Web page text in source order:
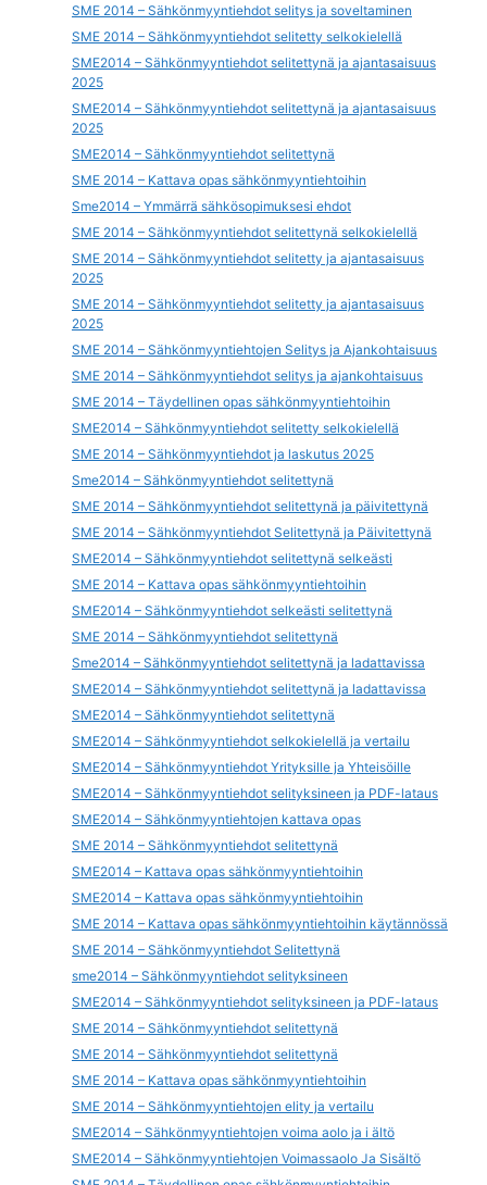
SME 2014 – Sähkönmyyntiehdot selitys ja soveltaminen
SME 2014 – Sähkönmyyntiehdot selitetty selkokielellä
SME2014 – Sähkönmyyntiehdot selitettynä ja ajantasaisuus
2025
SME2014 – Sähkönmyyntiehdot selitettynä ja ajantasaisuus
2025
SME2014 – Sähkönmyyntiehdot selitettynä
SME 2014 – Kattava opas sähkönmyyntiehtoihin
Sme2014 – Ymmärrä sähkösopimuksesi ehdot
SME 2014 – Sähkönmyyntiehdot selitettynä selkokielellä
SME 2014 – Sähkönmyyntiehdot selitetty ja ajantasaisuus
2025
SME 2014 – Sähkönmyyntiehdot selitetty ja ajantasaisuus
2025
SME 2014 – Sähkönmyyntiehtojen Selitys ja Ajankohtaisuus
SME 2014 – Sähkönmyyntiehdot selitys ja ajankohtaisuus
SME 2014 – Täydellinen opas sähkönmyyntiehtoihin
SME2014 – Sähkönmyyntiehdot selitetty selkokielellä
SME 2014 – Sähkönmyyntiehdot ja laskutus 2025
Sme2014 – Sähkönmyyntiehdot selitettynä
SME 2014 – Sähkönmyyntiehdot selitettynä ja päivitettynä
SME 2014 – Sähkönmyyntiehdot Selitettynä ja Päivitettynä
SME2014 – Sähkönmyyntiehdot selitettynä selkeästi
SME 2014 – Kattava opas sähkönmyyntiehtoihin
SME2014 – Sähkönmyyntiehdot selkeästi selitettynä
SME 2014 – Sähkönmyyntiehdot selitettynä
Sme2014 – Sähkönmyyntiehdot selitettynä ja ladattavissa
SME2014 – Sähkönmyyntiehdot selitettynä ja ladattavissa
SME2014 – Sähkönmyyntiehdot selitettynä
SME2014 – Sähkönmyyntiehdot selkokielellä ja vertailu
SME2014 – Sähkönmyyntiehdot Yrityksille ja Yhteisöille
SME2014 – Sähkönmyyntiehdot selityksineen ja PDF-lataus
SME2014 – Sähkönmyyntiehtojen kattava opas
SME 2014 – Sähkönmyyntiehdot selitettynä
SME2014 – Kattava opas sähkönmyyntiehtoihin
SME2014 – Kattava opas sähkönmyyntiehtoihin
SME 2014 – Kattava opas sähkönmyyntiehtoihin käytännössä
SME 2014 – Sähkönmyyntiehdot Selitettynä
sme2014 – Sähkönmyyntiehdot selityksineen
SME2014 – Sähkönmyyntiehdot selityksineen ja PDF-lataus
SME 2014 – Sähkönmyyntiehdot selitettynä
SME 2014 – Sähkönmyyntiehdot selitettynä
SME 2014 – Kattava opas sähkönmyyntiehtoihin
SME 2014 – Sähkönmyyntiehtojen elity ja vertailu
SME2014 – Sähkönmyyntiehtojen voima aolo ja i ältö
SME2014 – Sähkönmyyntiehtojen Voimassaolo Ja Sisältö